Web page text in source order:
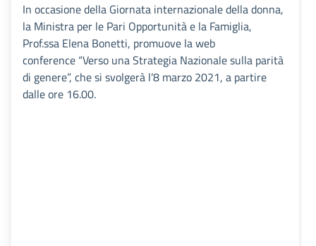
In occasione della Giornata internazionale della donna,
la Ministra per le Pari Opportunità e la Famiglia,
Prof.ssa Elena Bonetti, promuove la web
conference “Verso una Strategia Nazionale sulla parità
di genere”, che si svolgerà l’8 marzo 2021, a partire
dalle ore 16.00.